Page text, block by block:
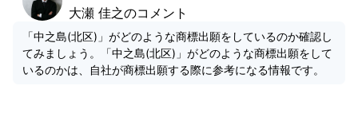
大瀬 佳之のコメント
「中之島(北区)」がどのような商標出願をしているのか確認し
てみましょう。「中之島(北区)」がどのような商標出願をして
いるのかは、自社が商標出願する際に参考になる情報です。